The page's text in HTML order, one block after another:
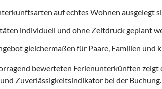
auf echtes Wohnen ausgelegt
individuell und ohne Zeitdruck geplant
gleichermaßen für Paare, Familien und
bewerteten Ferienunterkünften
Zuverlässigkeitsindikator bei der Buchung.